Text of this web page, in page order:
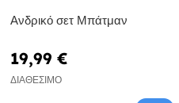
Ανδρικό σετ Μπάτμαν
19,99 €
ΔΙΑΘΈΣΙΜΟ